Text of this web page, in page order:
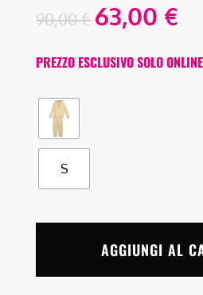
90,00€ 63,00 €
PREZZO ESCLUSIVO SOLO ONLINE
S
AGGIUNGI AL